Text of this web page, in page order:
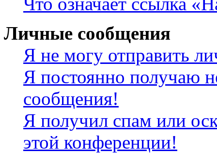
Личные сообщения
Я не могу отправить
Я постоянно получаю
сообщения!
Я получил спам или
этой конференции!